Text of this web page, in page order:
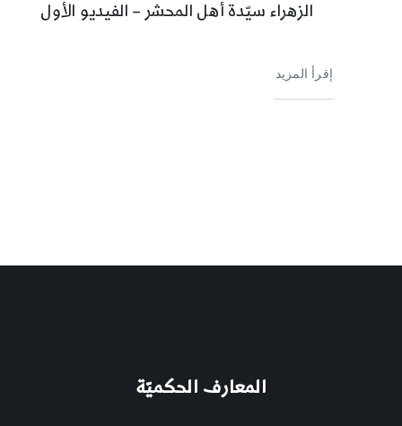
الزهراء سيّدة أهل المحشر – الفيديو الأول
إقرأ المزيد
المعارف الحكميّة